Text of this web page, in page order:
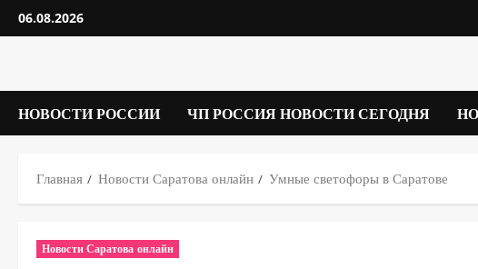
Перейти
к
06.08.2026
НОВОСТИ РОССИИ ЧП РОССИЯ НОВОСТИ СЕГОДНЯ
Главная Новости Саратова онлайн Умные светофоры в Саратове
Новости Саратова онлайн